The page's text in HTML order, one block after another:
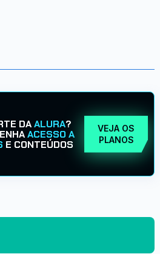
DAALURA?
ACESSO A
E CONTEÚDOS
VEJA OS
PLANOS